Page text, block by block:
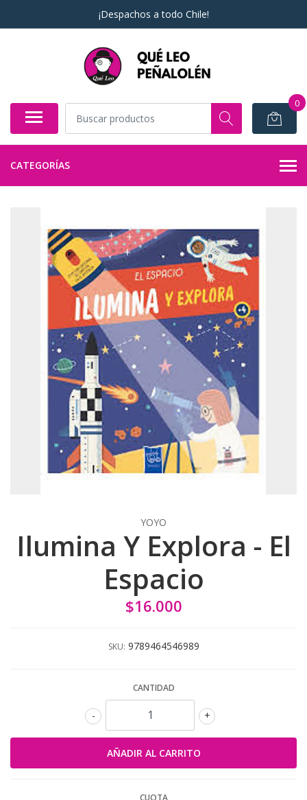
¡Despachos a todo Chile!
0
CATEGORÍAS
YOYO
Ilumina Y Explora - El
Espacio
$16.000
SKU: 9789464546989
CANTIDAD
+
-
CUOTA